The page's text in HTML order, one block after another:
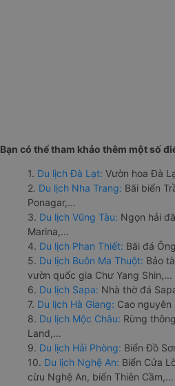
Bạn có thể tham khảo thêm một số
1. Du lịch Đà Lạt: Vườn hoa Đà
2. Du lịch Nha Trang: Bãi biển
Ponagar,...
3. Du lịch Vũng Tàu: Ngọn hải
Marina,...
4. Du lịch Phan Thiết: Bãi đá
5. Du lịch Buôn Ma Thuột: Bảo
vườn quốc gia Chư Yang Shin,...
6. Du lịch Sapa: Nhà thờ đá
7. Du lịch Hà Giang: Cao
8. Du lịch Mộc Châu: Rừng
Land,...
9. Du lịch Hải Phòng: Biển Đồ
10. Du lịch Nghệ An: Biển Cửa
cừu Nghệ An, biển Thiên Cầm,...